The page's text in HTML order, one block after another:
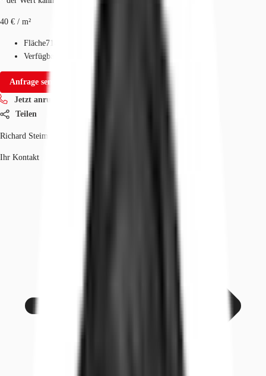
40 € / m²
Fläche714 - 18.188 m²
Verfügbarkeit
Anfrage senden
Jetzt anrufen
Teilen
Richard Steimel
Ihr Kontakt